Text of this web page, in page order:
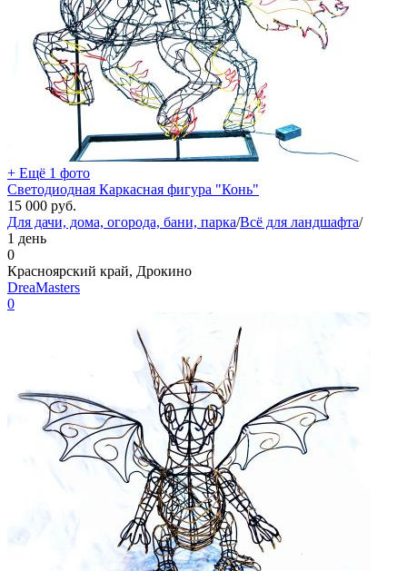
+ Ещё 1 фото
Светодиодная Каркасная фигура "Конь"
15 000 руб.
Для дачи, дома, огорода, бани, парка/Всё для ландшафта/
1 день
0
Красноярский край, Дрокино
DreaMasters
0